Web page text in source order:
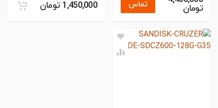
تومان تماس 1,450,000 تومان